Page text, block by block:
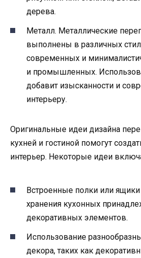
дерева.
Металл. Металлические
выполнены в различных
современных и
и промышленных.
добавит изысканности и
интерьеру.
Оригинальные идеи дизайна
кухней и гостиной помогут
интерьер. Некоторые идеи
Встроенные полки или
хранения кухонных
декоративных элементов.
Использование
декора, таких как